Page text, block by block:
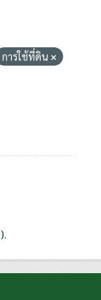
การใช้ที่ดิน
).